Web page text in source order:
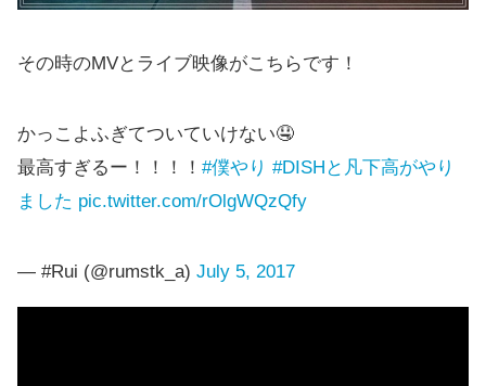
その時のMVとライブ映像がこちらです！
かっこよふぎてついていけない🤤
最高すぎるー！！！！ #僕やり #DISHと凡下高がやり
ました pic.twitter.com/rOlgWQzQfy
— #Rui (@rumstk_a) July 5, 2017